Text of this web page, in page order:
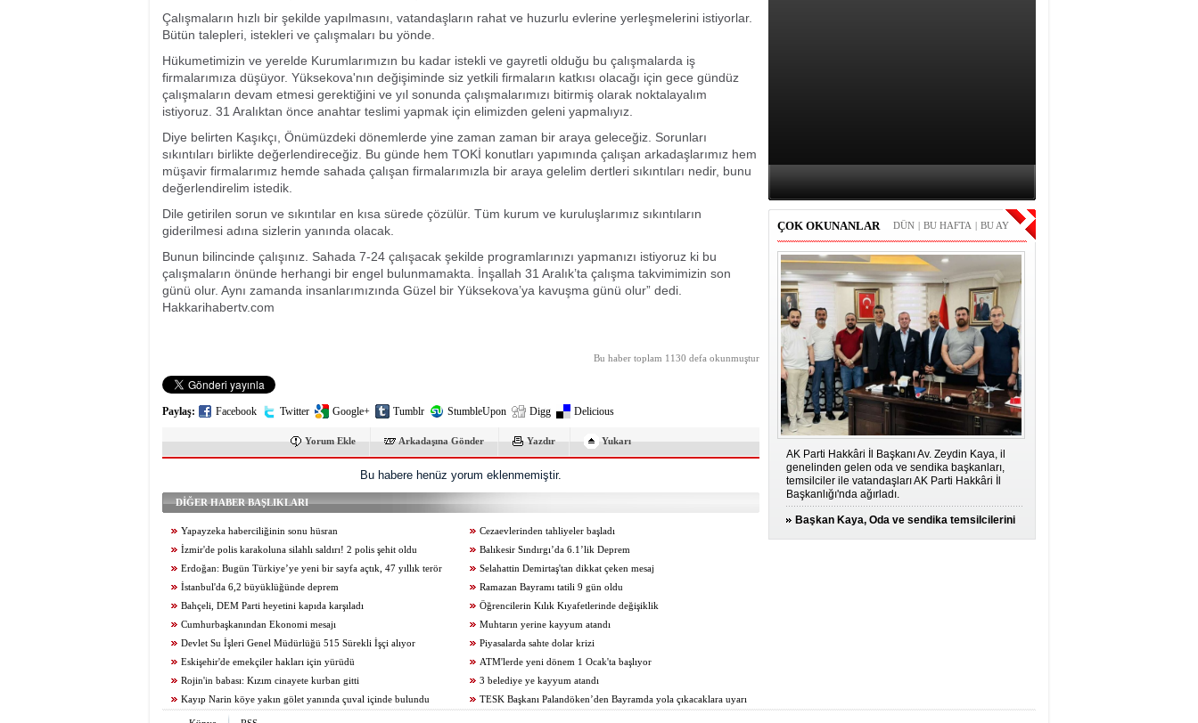
Çalışmaların hızlı bir şekilde yapılmasını, vatandaşların rahat ve huzurlu evlerine yerleşmelerini istiyorlar.
Bütün talepleri, istekleri ve çalışmaları bu yönde.
Hükumetimizin ve yerelde Kurumlarımızın bu kadar istekli ve gayretli olduğu bu çalışmalarda iş
firmalarımıza düşüyor. Yüksekova'nın değişiminde siz yetkili firmaların katkısı olacağı için gece gündüz
çalışmaların devam etmesi gerektiğini ve yıl sonunda çalışmalarımızı bitirmiş olarak noktalayalım
istiyoruz. 31 Aralıktan önce anahtar teslimi yapmak için elimizden geleni yapmalıyız.
Diye belirten Kaşıkçı, Önümüzdeki dönemlerde yine zaman zaman bir araya geleceğiz. Sorunları
sıkıntıları birlikte değerlendireceğiz. Bu günde hem TOKİ konutları yapımında çalışan arkadaşlarımız hem
müşavir firmalarımız hemde sahada çalışan firmalarımızla bir araya gelelim dertleri sıkıntıları nedir, bunu
değerlendirelim istedik.
Dile getirilen sorun ve sıkıntılar en kısa sürede çözülür. Tüm kurum ve kuruluşlarımız sıkıntıların
giderilmesi adına sizlerin yanında olacak.
Bunun bilincinde çalışınız. Sahada 7-24 çalışacak şekilde programlarınızı yapmanızı istiyoruz ki bu
çalışmaların önünde herhangi bir engel bulunmamakta. İnşallah 31 Aralık’ta çalışma takvimimizin son
günü olur. Aynı zamanda insanlarımızında Güzel bir Yüksekova’ya kavuşma günü olur” dedi.
Hakkarihabertv.com
Bu haber toplam 1130 defa okunmuştur
Paylaş: Facebook Twitter Google+ Tumblr StumbleUpon Digg Delicious
Yorum Ekle Arkadaşına Gönder Yazdır Yukarı
Bu habere henüz yorum eklenmemiştir.
DİĞER HABER BAŞLIKLARI
Yapayzeka haberciliğinin sonu hüsran
Cezaevlerinden tahliyeler başladı
İzmir'de polis karakoluna silahlı saldırı! 2 polis şehit oldu
Balıkesir Sındırgı’da 6.1’lik Deprem
Erdoğan: Bugün Türkiye’ye yeni bir sayfa açtık, 47 yıllık terör
belası bitiş sürecine girdi
Selahattin Demirtaş'tan dikkat çeken mesaj
İstanbul'da 6,2 büyüklüğünde deprem
Ramazan Bayramı tatili 9 gün oldu
Bahçeli, DEM Parti heyetini kapıda karşıladı
Öğrencilerin Kılık Kıyafetlerinde değişiklik
Cumhurbaşkanından Ekonomi mesajı
Muhtarın yerine kayyum atandı
Devlet Su İşleri Genel Müdürlüğü 515 Sürekli İşçi alıyor
Piyasalarda sahte dolar krizi
Eskişehir'de emekçiler hakları için yürüdü
ATM'lerde yeni dönem 1 Ocak'ta başlıyor
Rojin'in babası: Kızım cinayete kurban gitti
3 belediye ye kayyum atandı
Kayıp Narin köye yakın gölet yanında çuval içinde bulundu
TESK Başkanı Palandöken’den Bayramda yola çıkacaklara uyarı
ÇOK OKUNANLAR BU AY
|
BU HAFTA
|
DÜN
AK Parti Hakkâri İl Başkanı Av. Zeydin Kaya, il
genelinden gelen oda ve sendika başkanları,
temsilciler ile vatandaşları AK Parti Hakkâri İl
Başkanlığı'nda ağırladı.
Başkan Kaya, Oda ve sendika temsilcilerini
ağırladı